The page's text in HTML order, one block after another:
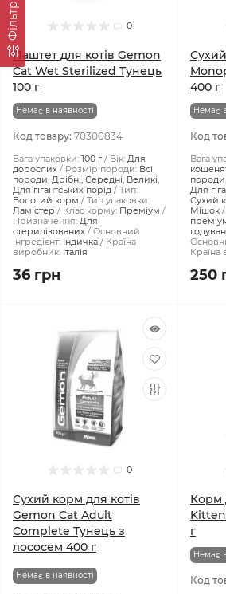
Фiльтр 0
Паштет для котів Gemon
Cat Wet Sterilized Тунeць
100 г
Немає в наявності
Код товару: 70300834
Вага упаковки: 100 г Вік: Для
дорослих
Розмір породи: Всі
породи, Дрібні, Середні, Великі,
Для гігантських порід
Тип:
Вологий корм
Тип упаковки:
Ламістер
Клас корму: Преміум
Призначення: Для
стерилізованих
Основний
інгредієнт: Індичка
Країна
виробник: Італія
36 грн
400 г
Немає
Код
Вага
Для
Сухий
Мішок
Країна
250
0
Сухий корм для котів
Gemon Cat Adult
Complete Тунeць з
лососем 400 г
Немає в наявності
Корм
г
Немає
Код